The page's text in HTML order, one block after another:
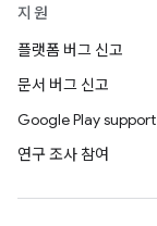
지원
플랫폼 버그 신고
문서 버그 신고
Google Play support
연구 조사 참여